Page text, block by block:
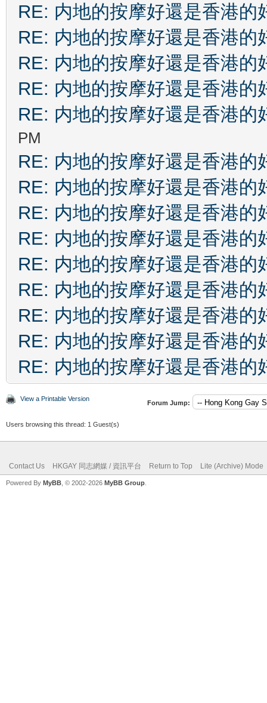
RE: 内地的按摩好還是香港的
RE: 内地的按摩好還是香港的
RE: 内地的按摩好還是香港的
RE: 内地的按摩好還是香港的
RE: 内地的按摩好還是香港的
PM
RE: 内地的按摩好還是香港的
RE: 内地的按摩好還是香港的
RE: 内地的按摩好還是香港的
RE: 内地的按摩好還是香港的
RE: 内地的按摩好還是香港的
RE: 内地的按摩好還是香港的
RE: 内地的按摩好還是香港的
RE: 内地的按摩好還是香港的
RE: 内地的按摩好還是香港的
View a Printable Version
Forum Jump:
Users browsing this thread: 1 Guest(s)
Contact Us HKGAY 同志網媒 / 資訊平台 Return to Top Lite (Archive) Mode
Powered By MyBB , © 2002-2026 MyBB Group